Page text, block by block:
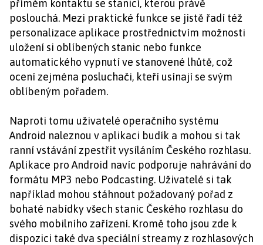
přímém kontaktu se stanicí, kterou právě
poslouchá. Mezi praktické funkce se jistě řadí též
personalizace aplikace prostřednictvím možnosti
uložení si oblíbených stanic nebo funkce
automatického vypnutí ve stanovené lhůtě, což
ocení zejména posluchači, kteří usínají se svým
oblíbeným pořadem.
Naproti tomu uživatelé operačního systému
Android naleznou v aplikaci budík a mohou si tak
ranní vstávání zpestřit vysíláním Českého rozhlasu.
Aplikace pro Android navíc podporuje nahrávání do
formátu MP3 nebo Podcasting. Uživatelé si tak
například mohou stáhnout požadovaný pořad z
bohaté nabídky všech stanic Českého rozhlasu do
svého mobilního zařízení. Kromě toho jsou zde k
dispozici také dva speciální streamy z rozhlasových